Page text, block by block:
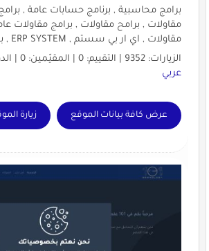
برامج محاسبية , برنامج حسابات عامة ,
مقاولات , برامح مقاولات , برامج مقاولات
مقاولات , اي ار بي سستم , ERP SYSTEM , برامج ERP
الزيارات: 9352 | التقييم: 0 | المقيّمين: 0 | الدولة:
عربي
عرض كافة بيانات الموقع زيارة